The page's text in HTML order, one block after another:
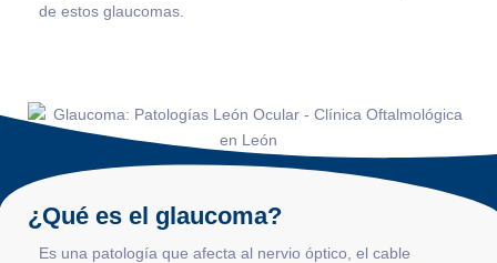
de estos glaucomas.
¿Qué es el glaucoma?
Es una patología que afecta al nervio óptico, el cable